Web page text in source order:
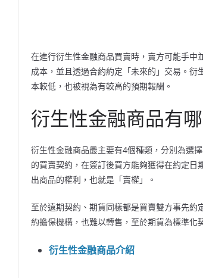
在進行衍生性金融商品買賣時，賣方可能手
成本，並且透過合約約定「未來的」交易。
本較低，也被視為有較高的預期報酬。
衍生性金融商品有
衍生性金融商品最主要有4個種類，分別為選
的買賣契約，在簽訂後買方能夠獲得在約定
出商品的權利，也就是「賣權」。
至於遠期契約、期貨同樣都是買賣雙方事先
約擔保機構，也難以轉售，至於期貨為標準化
衍生性金融商品介紹